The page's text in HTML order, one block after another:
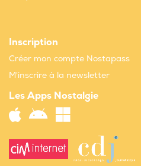
Inscription
Créer mon compte Nostapass
M'inscrire à la newsletter
Les Apps Nostalgie